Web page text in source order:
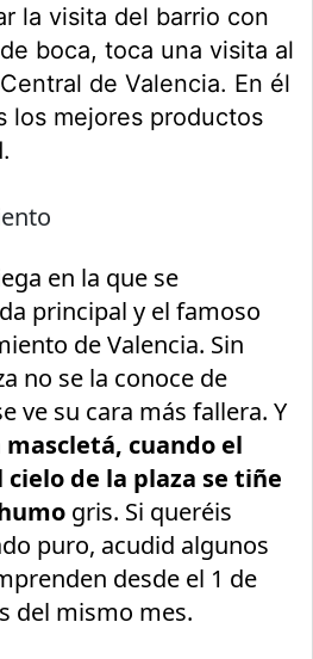
la visita del barrio con
boca, toca una visita al
de Valencia. En él
los mejores productos
en la que se
principal y el famoso
de Valencia. Sin
no se la conoce de
ve su cara más fallera. Y
cuando el
de la plaza se tiñe
gris. Si queréis
puro, acudid algunos
desde el 1 de
del mismo mes.